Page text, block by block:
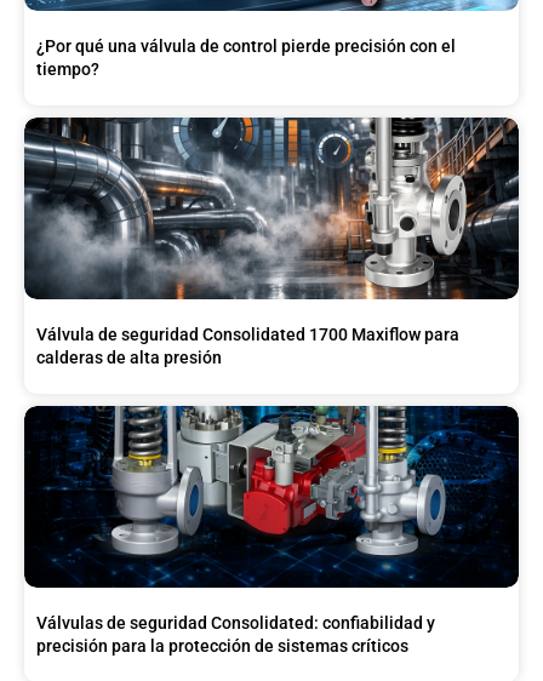
¿Por qué una válvula de control pierde precisión con el
tiempo?
Válvula de seguridad Consolidated 1700 Maxiflow para
calderas de alta presión
Válvulas de seguridad Consolidated: confiabilidad y
precisión para la protección de sistemas críticos